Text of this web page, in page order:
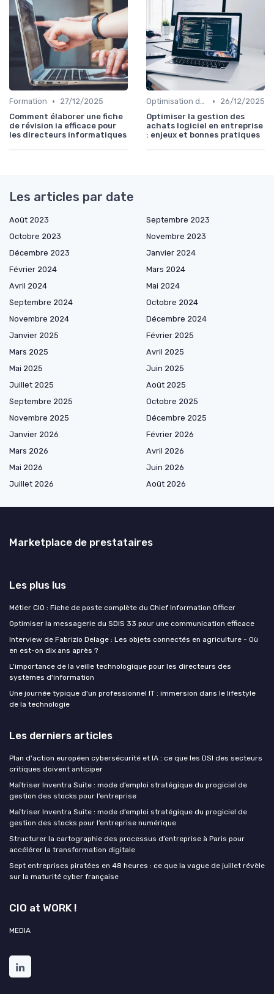
Formation •
27/12/2025
Comment élaborer une fiche
de révision ia efficace pour
les directeurs informatiques
Optimisation des infrastructures IT •
26/12/2025
Optimiser la gestion des
achats logiciel en entreprise
: enjeux et bonnes pratiques
Les articles par date
Août 2023
Septembre 2023
Octobre 2023
Novembre 2023
Décembre 2023
Janvier 2024
Février 2024
Mars 2024
Avril 2024
Mai 2024
Septembre 2024
Octobre 2024
Novembre 2024
Décembre 2024
Janvier 2025
Février 2025
Mars 2025
Avril 2025
Mai 2025
Juin 2025
Juillet 2025
Août 2025
Septembre 2025
Octobre 2025
Novembre 2025
Décembre 2025
Janvier 2026
Février 2026
Mars 2026
Avril 2026
Mai 2026
Juin 2026
Juillet 2026
Août 2026
Marketplace de prestataires
Les plus lus
Métier CIO : Fiche de poste complète du Chief Information Officer
Optimiser la messagerie du SDIS 33 pour une communication efficace
Interview de Fabrizio Delage : Les objets connectés en agriculture - Où
en est-on dix ans après ?
L'importance de la veille technologique pour les directeurs des
systèmes d'information
Une journée typique d'un professionnel IT : immersion dans le lifestyle
de la technologie
Les derniers articles
Plan d'action européen cybersécurité et IA : ce que les DSI des secteurs
critiques doivent anticiper
Maîtriser Inventra Suite : mode d’emploi stratégique du progiciel de
gestion des stocks pour l’entreprise
Maîtriser Inventra Suite : mode d’emploi stratégique du progiciel de
gestion des stocks pour l’entreprise numérique
Structurer la cartographie des processus d’entreprise à Paris pour
accélérer la transformation digitale
Sept entreprises piratées en 48 heures : ce que la vague de juillet révèle
sur la maturité cyber française
CIO at WORK !
MEDIA